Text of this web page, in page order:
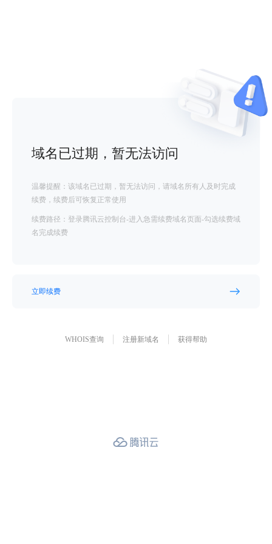
域名已过期，暂无法访问
温馨提醒：该域名已过期，暂无法访问，请域名所有人及时完成
续费，续费后可恢复正常使用
续费路径：登录腾讯云控制台-进入急需续费域名页面-勾选续费域
名完成续费
立即续费
WHOIS查询 注册新域名 获得帮助